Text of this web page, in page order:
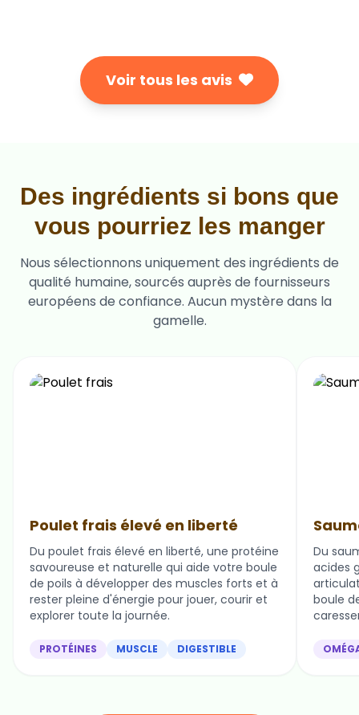
Voir tous les avis
Des ingrédients si bons que
vous pourriez les manger
Nous sélectionnons uniquement des ingrédients de
qualité humaine, sourcés auprès de fournisseurs
européens de confiance. Aucun mystère dans la
gamelle.
Poulet frais élevé en liberté
Du poulet frais élevé en liberté, une protéine
savoureuse et naturelle qui aide votre boule
de poils à développer des muscles forts et à
rester pleine d'énergie pour jouer, courir et
explorer toute la journée.
PROTÉINES MUSCLE DIGESTIBLE
Du
acides
boule